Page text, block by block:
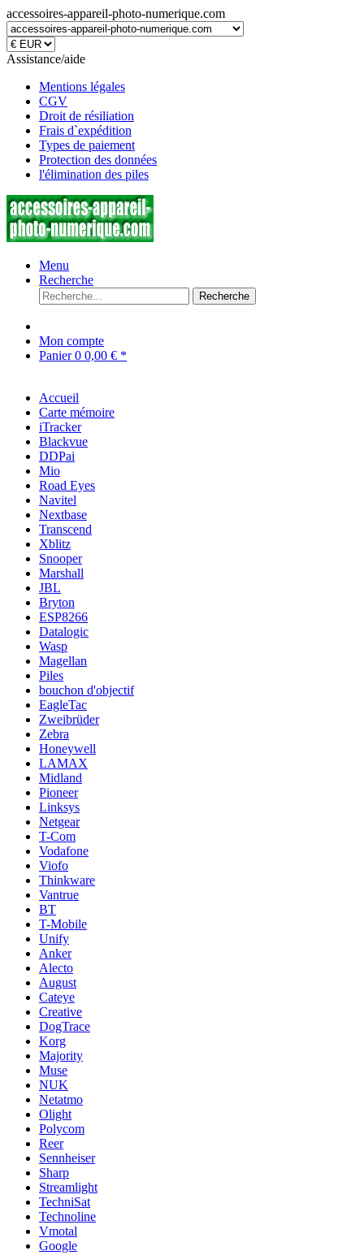
accessoires-appareil-photo-numerique.com
Assistance/aide
Mentions légales
CGV
Droit de résiliation
Frais d`expédition
Types de paiement
Protection des données
l'élimination des piles
Menu
Recherche
Recherche
Mon compte
Panier0 0,00 € *
Accueil
Carte mémoire
iTracker
Blackvue
DDPai
Mio
Road Eyes
Navitel
Nextbase
Transcend
Xblitz
Snooper
Marshall
JBL
Bryton
ESP8266
Datalogic
Wasp
Magellan
Piles
bouchon d'objectif
EagleTac
Zweibrüder
Zebra
Honeywell
LAMAX
Midland
Pioneer
Linksys
Netgear
T-Com
Vodafone
Viofo
Thinkware
Vantrue
BT
T-Mobile
Unify
Anker
Alecto
August
Cateye
Creative
DogTrace
Korg
Majority
Muse
NUK
Netatmo
Olight
Polycom
Reer
Sennheiser
Sharp
Streamlight
TechniSat
Technoline
Vmotal
Google